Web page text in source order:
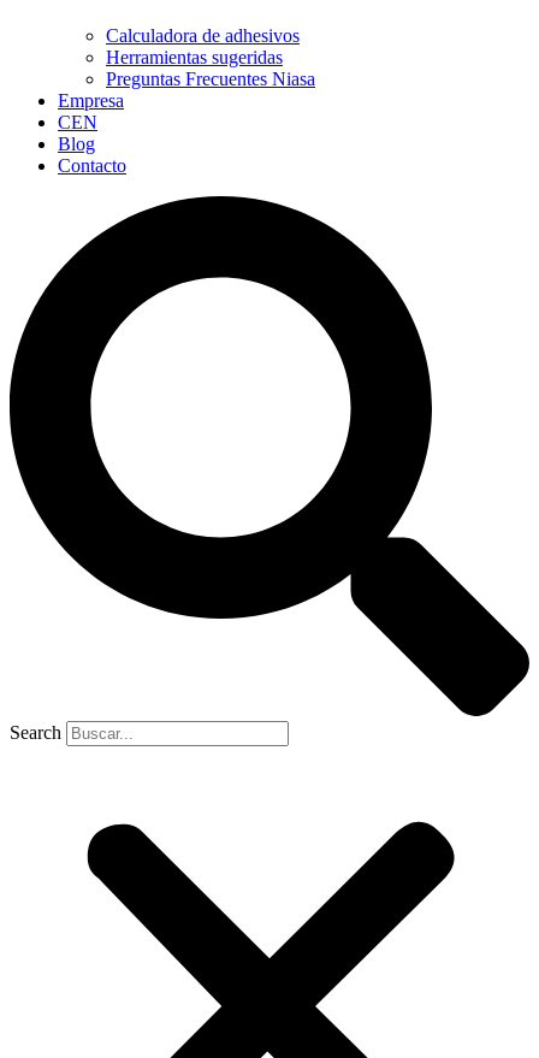
Calculadora de adhesivos
Herramientas sugeridas
Preguntas Frecuentes Niasa
Empresa
CEN
Blog
Contacto
Search